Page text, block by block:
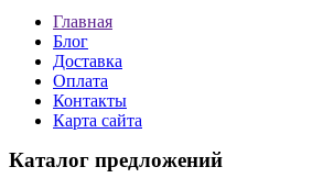
Главная
Блог
Доставка
Оплата
Контакты
Карта сайта
Каталог предложений